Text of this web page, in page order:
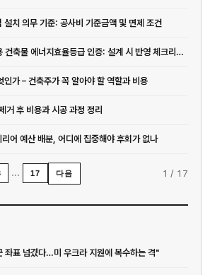
치 의무 기준: 공사비 기준금액 및 면제 조건
[건축설계·법규] 주거용 건축물 에너지효율등급 인증: 설계 시 반영 체크리스트
가 – 건축주가 꼭 알아야 할 역할과 비용
거 후 비용과 시공 과정 정리
어 예산 배분, 어디에 집중해야 후회가 없나
… 17 다음 1 / 17
좌표 넘겼다…미 우크라 지원에 복수하는 격"